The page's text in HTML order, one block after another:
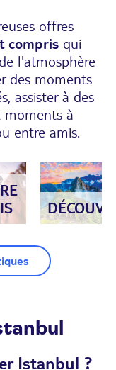
offres
compris qui
l'atmosphère
des moments
assister à des
moments à
entre amis.
Istanbul ?